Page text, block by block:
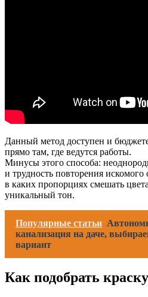
Данный метод доступен и
прямо там, где ведутся работы.
Минусы этого способа:
и трудность повторения искомого
в каких пропорциях смешать
уникальный тон.
Популярные статьи
канализация на даче,
вариант
Как подобрать краску